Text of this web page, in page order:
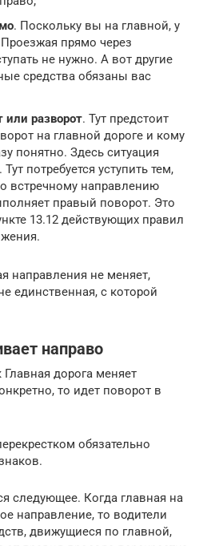
. Поскольку вы на главной, у
прямо через
не нужно. А вот другие
средства обязаны вас
или разворот. Тут предстоит
на главной дороге и кому
понятно. Здесь ситуация
потребуется уступить тем,
встречному направлению
правый поворот. Это
13.12 действующих правил
направления не меняет,
единственная, с которой
направо
дорога меняет
то идет поворот в
обязательно
следующее. Когда главная на
направление, то водители
движущиеся по главной,